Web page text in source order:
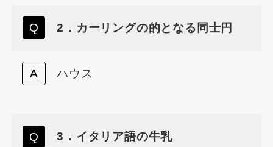
2．カーリングの的となる同士円
ハウス
3．イタリア語の牛乳